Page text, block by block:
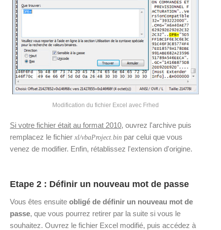
Modification du fichier Excel avec Frhed
Si votre fichier était au format 2010, ouvrez l'archive puis
remplacez le fichier xl/vbaProject.bin par celui que vous
venez de modifier. Enfin, rétablissez l'extension d'origine.
Etape 2 : Définir un nouveau mot de passe
Vous êtes ensuite obligé de définir un nouveau mot de
passe, que vous pourrez retirer par la suite si vous le
souhaitez. Ouvrez le fichier Excel modifié, puis accédez à